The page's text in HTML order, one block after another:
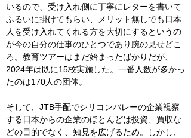
いるので、受け入れ側に丁寧にレターを書いて
ふるいに掛けてもらい、メリット無しでも日本
人を受け入れてくれる方を大切にするというの
が今の自分の仕事のひとつであり腕の見せどこ
ろ。教育ツアーはまだ始まったばかりだが、
2024年は既に15校実施した。一番人数が多かっ
たのは170人の団体。
そして、JTB手配でシリコンバレーの企業視察
する日本からの企業のほとんどは投資、買収な
どの目的でなく、知見を広げるため。しかし、